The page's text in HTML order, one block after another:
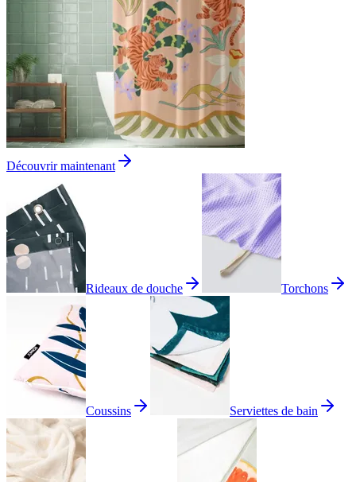
Découvrir maintenant
Rideaux de douche Torchons
Coussins Serviettes de bain